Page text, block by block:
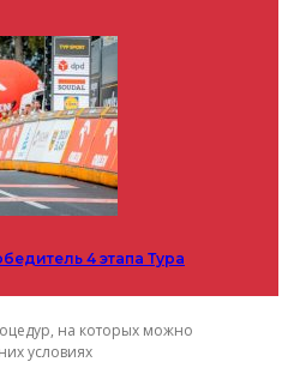
4 этапа Тура
на которых можно
условиях